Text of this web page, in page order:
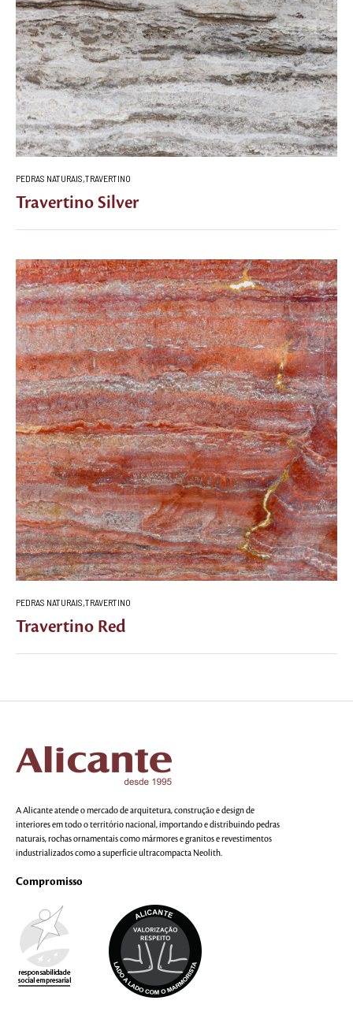
PEDRAS NATURAIS,TRAVERTINO
Travertino Silver
PEDRAS NATURAIS,TRAVERTINO
Travertino Red
A Alicante atende o mercado de arquitetura, construção e design de
interiores em todo o território nacional, importando e distribuindo pedras
naturais, rochas ornamentais como mármores e granitos e revestimentos
industrializados como a superfície ultracompacta Neolith.
Compromisso